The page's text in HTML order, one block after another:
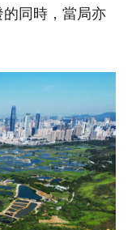
同時，當局亦